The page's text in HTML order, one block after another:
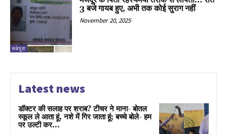
मधेपुरा
3 बजे गायब हुए, अभी तक कोई सुराग नहीं
November 20, 2025
Latest news
डॉक्टर की सलाह पर शराब? टीचर ने माना- बोतल
स्कूल ले आता हूं, नशे में गिर जाता हूं; बच्चे बोले- हम
पर उल्टी कर...